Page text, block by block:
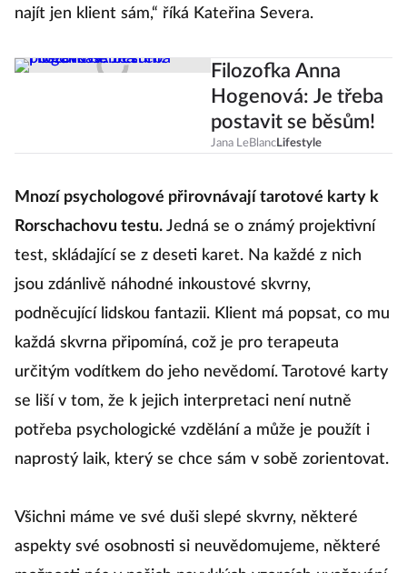
najít jen klient sám,“ říká Kateřina Severa.
Filozofka Anna
Hogenová: Je třeba
postavit se běsům!
Jana LeBlancLifestyle
Mnozí psychologové přirovnávají tarotové karty k
Rorschachovu testu. Jedná se o známý projektivní
test, skládající se z deseti karet. Na každé z nich
jsou zdánlivě náhodné inkoustové skvrny,
podněcující lidskou fantazii. Klient má popsat, co mu
každá skvrna připomíná, což je pro terapeuta
určitým vodítkem do jeho nevědomí. Tarotové karty
se liší v tom, že k jejich interpretaci není nutně
potřeba psychologické vzdělání a může je použít i
naprostý laik, který se chce sám v sobě zorientovat.
Všichni máme ve své duši slepé skvrny, některé
aspekty své osobnosti si neuvědomujeme, některé